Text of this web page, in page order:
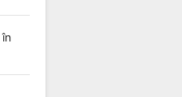
în